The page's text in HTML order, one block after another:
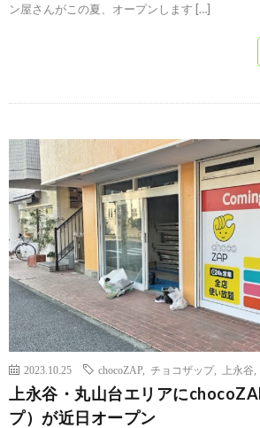
ン屋さんがこの夏、オープンします […]
2023.10.25 chocoZAP チョコザップ, 上永谷
上永谷・丸山台エリアに
プ）が近日オープン